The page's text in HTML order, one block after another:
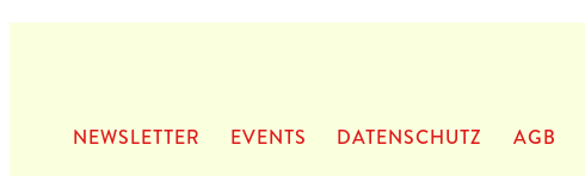
NEWS­LET­TER EVENTS DATEN­SCHUTZ AGB